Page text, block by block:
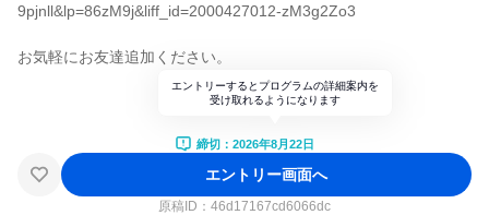
9pjnll&lp=86zM9j&liff_id=2000427012-zM3g2Zo3
お気軽にお友達追加ください。
エントリーするとプログラムの詳細案内を
受け取れるようになります
締切：2026年8月22日
エントリー画面へ
原稿ID： 46d17167cd6066dc